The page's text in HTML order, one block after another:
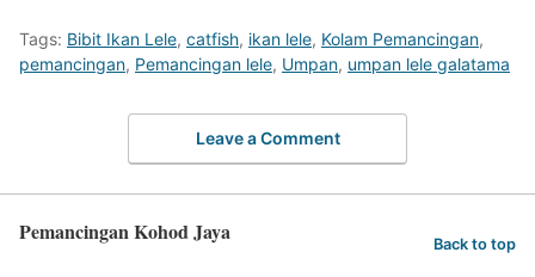
Tags: Bibit Ikan Lele, catfish, ikan lele, Kolam Pemancingan,
pemancingan, Pemancingan lele, Umpan, umpan lele galatama
Leave a Comment
Pemancingan Kohod Jaya Back to top